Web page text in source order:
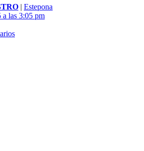
| Estepona
a las 3:05 pm